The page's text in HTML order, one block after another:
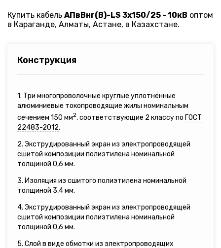
Купить кабель АПвВнг(B)-LS 3х150/25 - 10кВ оптом
в Караганде, Алматы, Астане, в Казахстане.
Конструкция
1. Три многопроволочные круглые уплотнённые
алюминиевые токопроводящие жилы номинальным
сечением 150 мм2, соответствующие 2 классу по ГОСТ
22483-2012.
2. Экструдированный экран из электропроводящей
сшитой композиции полиэтилена номинальной
толщиной 0,6 мм.
3. Изоляция из сшитого полиэтилена номинальной
толщиной 3,4 мм.
4. Экструдированный экран из электропроводящей
сшитой композиции полиэтилена номинальной
толщиной 0,6 мм.
5. Слой в виде обмотки из электропроводящих